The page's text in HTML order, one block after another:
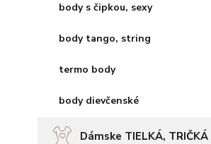
body s čipkou, sexy
body tango, string
termo body
body dievčenské
Dámske TIELKÁ, TRIČKÁ